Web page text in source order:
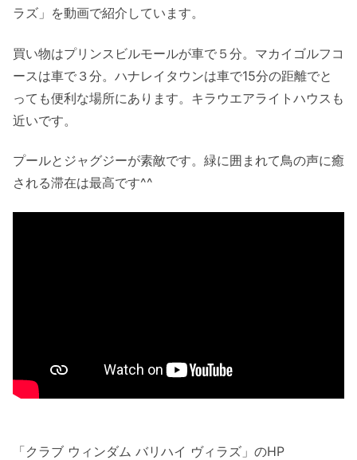
ラズ」を動画で紹介しています。
買い物はプリンスビルモールが車で５分。マカイゴルフコ
ースは車で３分。ハナレイタウンは車で15分の距離でと
っても便利な場所にあります。キラウエアライトハウスも
近いです。
プールとジャグジーが素敵です。緑に囲まれて鳥の声に癒
される滞在は最高です^^
「クラブ ウィンダム バリハイ ヴィラズ」のHP